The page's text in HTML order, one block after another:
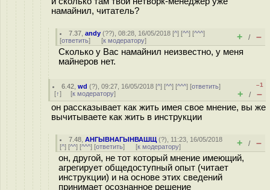
намайнил, читатель?
7.37 ,andy (??), 08:28, 16/05/2018 [^] [^^] [^^^]
[ответить] [к модератору] + / –
Сколько у Вас намайнил неизвестно, у меня
майнеров нет.
6.42 ,wd (?), 09:27, 16/05/2018 [^] [^^] [^^^] [ответить]
[↑] [к модератору]
–1
+ / –
он рассказывает как жить имея свое мнение, вы же
вычитываете как жить в инструкции
7.48 ,АНГЫВНАГЫНВАШЩ (?), 11:23, 16/05/2018
[^] [^^] [^^^] [ответить] [к модератору] + / –
он, другой, не тот который мнение имеющий,
агрегирует общедоступный опыт (читает
инструкции) и на основе этих сведений
принимает осознанное решение